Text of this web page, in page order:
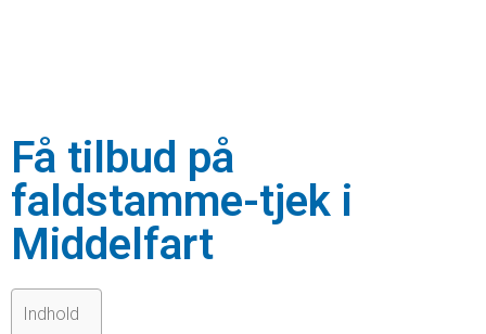
Få tilbud på
faldstamme-tjek i
Middelfart
Indhold